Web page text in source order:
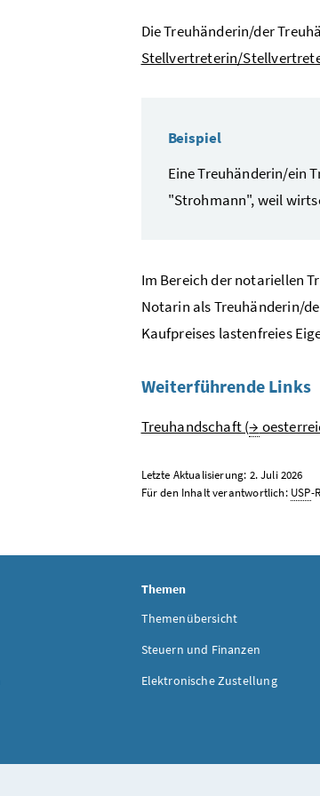
Die Treuhänderin/der
Stellvertreterin/
Beispiel
Eine Treuhänderin/ein
"Strohmann", weil
Im Bereich der notariellen
Notarin als Treuhänderin/
Kaufpreises lastenfreies
Weiterführende Links
Treuhandschaft (→
Letzte Aktualisierung: 2. Juli 2026
Für den Inhalt verantwortlich: USP-
Themen
Themenübersicht
Steuern und Finanzen
Elektronische Zustellung